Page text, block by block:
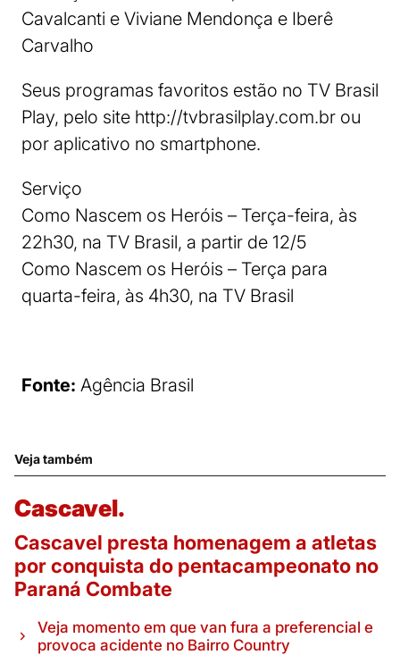
Cavalcanti e Viviane Mendonça e Iberê
Carvalho
Seus programas favoritos estão no TV Brasil
Play, pelo site http://tvbrasilplay.com.br ou
por aplicativo no smartphone.
Serviço
Como Nascem os Heróis – Terça-feira, às
22h30, na TV Brasil, a partir de 12/5
Como Nascem os Heróis – Terça para
quarta-feira, às 4h30, na TV Brasil
Fonte: Agência Brasil
Veja também
Cascavel.
Cascavel presta homenagem a atletas
por conquista do pentacampeonato no
Paraná Combate
Veja momento em que van fura a preferencial e
provoca acidente no Bairro Country